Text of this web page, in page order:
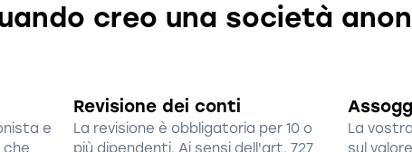
creo una società
e
che
Revisione dei conti
La revisione è obbligatoria per 10 o
più dipendenti. Ai sensi dell'art. 727
La
sul